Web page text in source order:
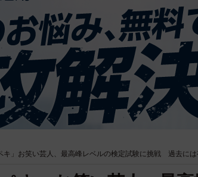
キ」お笑い芸人、最高峰レベルの検定試験に挑戦 過去には